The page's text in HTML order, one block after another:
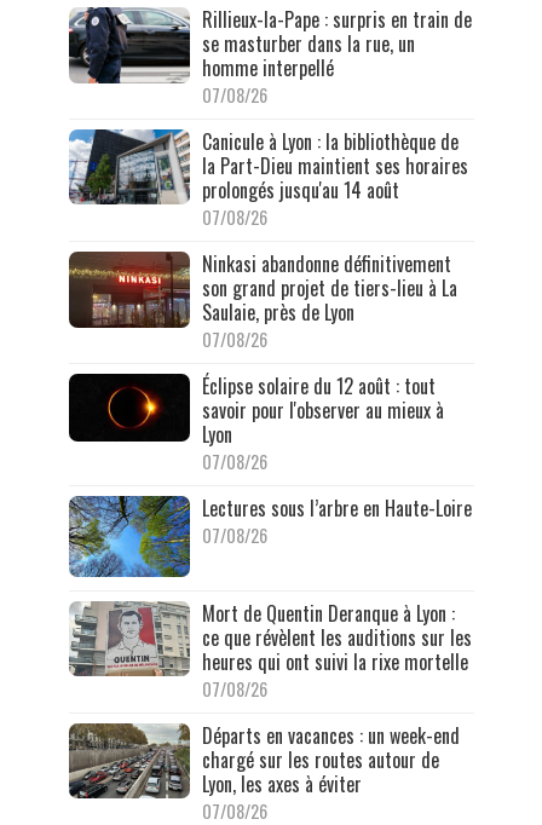
Rillieux-la-Pape : surpris en train de
se masturber dans la rue, un
homme interpellé
07/08/26
Canicule à Lyon : la bibliothèque de
la Part-Dieu maintient ses horaires
prolongés jusqu'au 14 août
07/08/26
Ninkasi abandonne définitivement
son grand projet de tiers-lieu à La
Saulaie, près de Lyon
07/08/26
Éclipse solaire du 12 août : tout
savoir pour l'observer au mieux à
Lyon
07/08/26
Lectures sous l’arbre en Haute-Loire
07/08/26
Mort de Quentin Deranque à Lyon :
ce que révèlent les auditions sur les
heures qui ont suivi la rixe mortelle
07/08/26
Départs en vacances : un week-end
chargé sur les routes autour de
Lyon, les axes à éviter
07/08/26